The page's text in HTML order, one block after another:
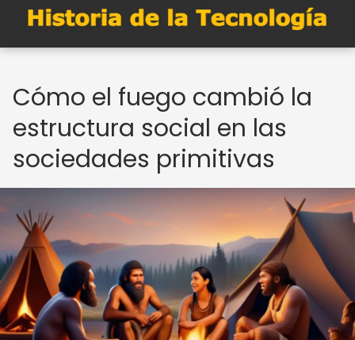
Cómo el fuego cambió la
estructura social en las
sociedades primitivas